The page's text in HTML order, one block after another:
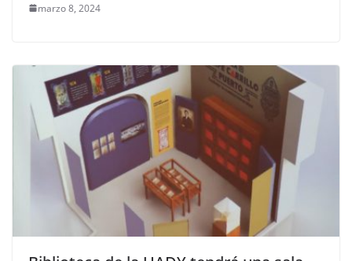
marzo 8, 2024